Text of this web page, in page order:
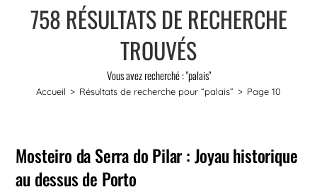
758 RÉSULTATS DE RECHERCHE
TROUVÉS
Vous avez recherché : "palais"
Accueil > Résultats de recherche pour “palais” > Page 10
Mosteiro da Serra do Pilar : Joyau historique
au dessus de Porto